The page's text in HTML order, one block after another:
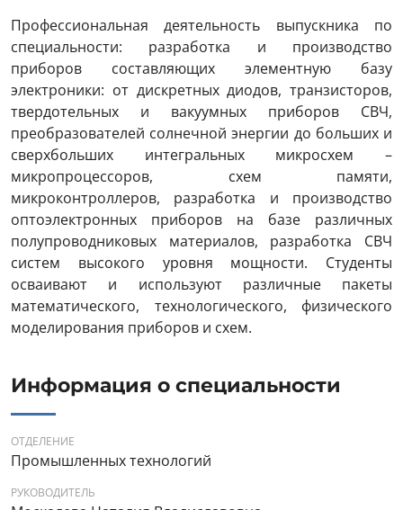
Профессиональная деятельность выпускника по
специальности: разработка и производство
приборов составляющих элементную базу
электроники: от дискретных диодов, транзисторов,
твердотельных и вакуумных приборов СВЧ,
преобразователей солнечной энергии до больших и
сверхбольших интегральных микросхем –
микропроцессоров, схем памяти,
микроконтроллеров, разработка и производство
оптоэлектронных приборов на базе различных
полупроводниковых материалов, разработка СВЧ
систем высокого уровня мощности. Студенты
осваивают и используют различные пакеты
математического, технологического, физического
моделирования приборов и схем.
Информация о специальности
ОТДЕЛЕНИЕ
Промышленных технологий
РУКОВОДИТЕЛЬ